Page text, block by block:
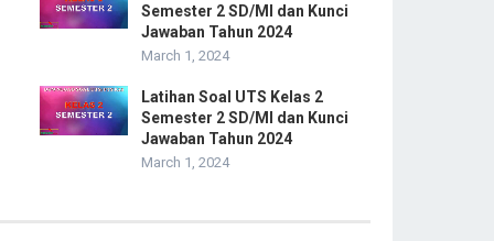
Semester 2 SD/MI dan Kunci
Jawaban Tahun 2024
March 1, 2024
Latihan Soal UTS Kelas 2
Semester 2 SD/MI dan Kunci
Jawaban Tahun 2024
March 1, 2024